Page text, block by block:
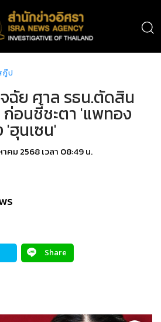
กู๊ป
ฉัย ศาล รธน.ตัดสิน
อนชี้ชะตา 'แพทอง
'ฮุนเซน'
ม 2568 เวลา 08:49 น.
Share